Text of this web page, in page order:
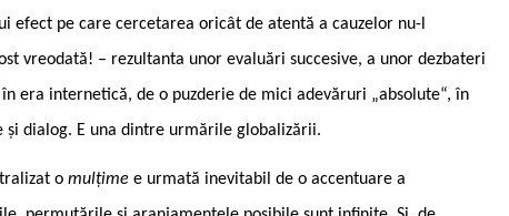
efect pe care cercetarea oricât de atentă a cauzelor nu-l
vreodată! – rezultanta unor evaluări succesive, a unor dezbateri
era internetică, de o puzderie de mici adevăruri „absolute“, în
dialog. E una dintre urmările globalizării.
o mulțime e urmată inevitabil de o accentuare a